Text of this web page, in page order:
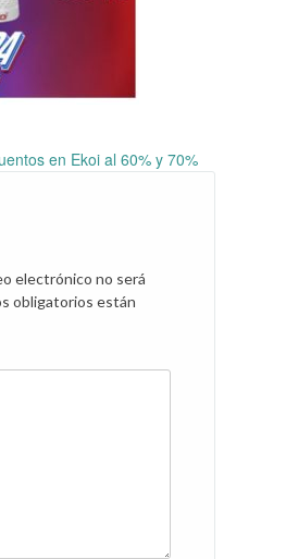
en Ekoi al 60% y 70%
electrónico no será
obligatorios están